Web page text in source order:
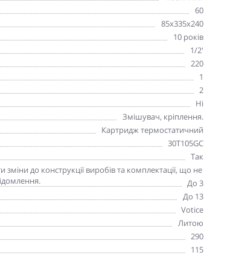
60
85х335х240
10 років
1/2'
220
1
2
Ні
Змішувач, кріплення.
Картридж термостатичний
30T105GC
Так
до конструкції виробів та комплектації, що не
До 3
До 13
Votice
Литою
290
115